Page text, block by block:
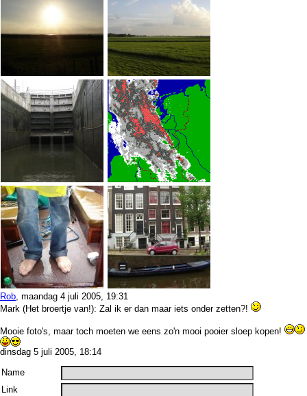
Rob, maandag 4 juli 2005, 19:31
Mark (Het broertje van!): Zal ik er dan maar iets onder zetten?!
Mooie foto's, maar toch moeten we eens zo'n mooi pooier sloep kopen!
dinsdag 5 juli 2005, 18:14
Name
Link